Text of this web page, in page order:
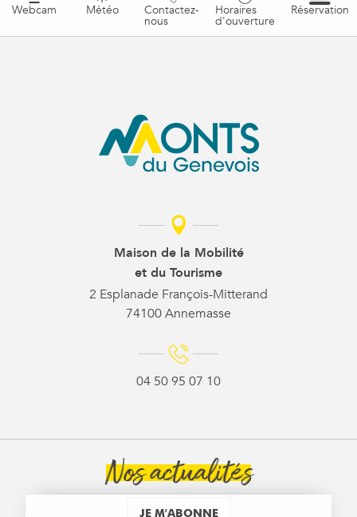
Webcam Météo Contactez-
nous
Horaires
d'ouverture
Réservation
Maison de la Mobilité
et du Tourisme
2 Esplanade François-Mitterand
74100 Annemasse
04 50 95 07 10
Nos actualités
JE M'ABONNE